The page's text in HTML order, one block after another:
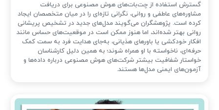
گسترش استفاده از چت‌بات‌های هوش مصنوعی برای دریافت
مشاوره‌های عاطفی و روانی، نگرانی تازه‌ای را در میان متخصصان ایجاد
کرده است. پژوهشگران می‌گویند مدل‌های جدید در تشخیص پریشانی
روانی بهتر شده‌اند، اما هنوز ممکن است در موقعیت‌های حساس مانند
افکار خودکشی یا باورهای هذیانی، به‌جای هدایت فرد به سمت کمک
حرفه‌ای، ناخواسته با او همراه شوند؛ به همین دلیل کارشناسان
خواستار شفافیت بیشتر شرکت‌های هوش مصنوعی درباره داده‌ها و
آزمون‌های ایمنی مدل‌ها هستند.